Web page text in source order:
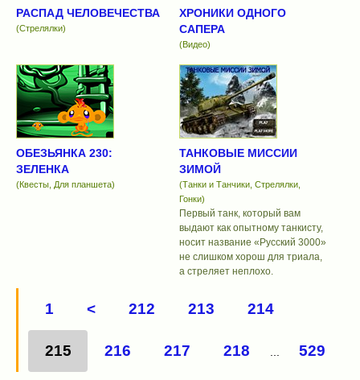
РАСПАД ЧЕЛОВЕЧЕСТВА
(Стрелялки)
ХРОНИКИ ОДНОГО
САПЕРА
(Видео)
ОБЕЗЬЯНКА 230:
ЗЕЛЕНКА
(Квесты, Для планшета)
ТАНКОВЫЕ МИССИИ
ЗИМОЙ
(Танки и Танчики, Стрелялки,
Гонки)
Первый танк, который вам
выдают как опытному танкисту,
носит название «Русский 3000»
не слишком хорош для триала,
а стреляет неплохо.
1 < 212 213 214
215 216 217 218 529